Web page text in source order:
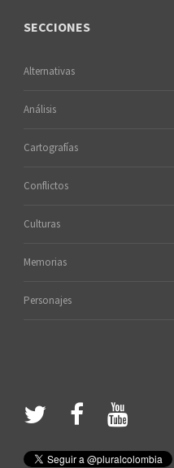
SECCIONES
Alternativas
Análisis
Cartografías
Conflictos
Culturas
Memorias
Personajes